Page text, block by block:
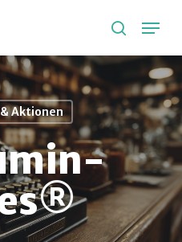
search
Aktionen